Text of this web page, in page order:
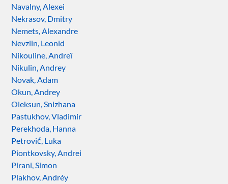
Navalny, Alexei
Nekrasov, Dmitry
Nemets, Alexandre
Nevzlin, Leonid
Nikouline, Andreï
Nikulin, Andrey
Novak, Adam
Okun, Andrey
Oleksun, Snizhana
Pastukhov, Vladimir
Perekhoda, Hanna
Petrović, Luka
Piontkovsky, Andrei
Pirani, Simon
Plakhov, Andréy